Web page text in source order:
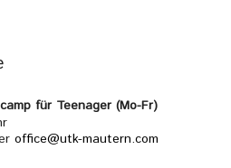
für Teenager (Mo-Fr)
office@utk-mautern.com